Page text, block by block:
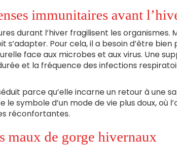
immunitaires avant
durant l’hiver fragilisent les organismes.
Pour cela, il a besoin d’être bien
face aux microbes et aux virus. Une
et la fréquence des infections
parce qu’elle incarne un retour à une
symbole d’un mode de vie plus doux, où
réconfortantes.
maux de gorge hivernaux